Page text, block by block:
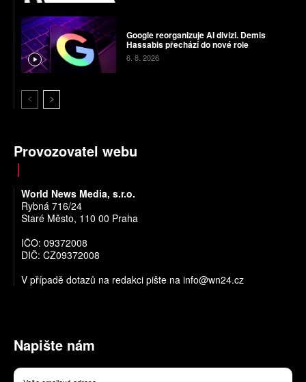
Google reorganizuje AI divizi. Demis
Hassabis přechází do nové role
6. 8. 2026
Provozovatel webu
World News Media, s.r.o.
Rybná 716/24
Staré Město, 110 00 Praha
IČO: 09372008
DIČ: CZ09372008
V případě dotazů na redakci pište na info@wn24.cz
Napište nám